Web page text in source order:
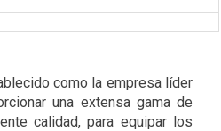
como la empresa líder
una extensa gama de
calidad, para equipar los